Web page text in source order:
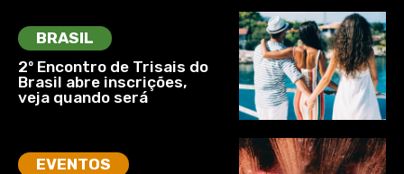
BRASIL
2º Encontro de Trisais do
Brasil abre inscrições,
veja quando será
EVENTOS